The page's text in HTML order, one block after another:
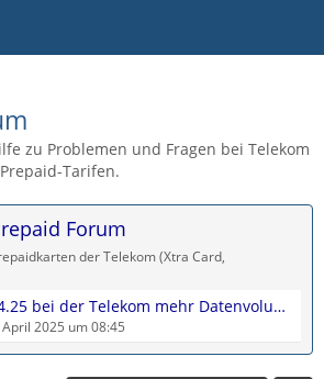
zu Problemen und Fragen bei Telekom
Tarifen.
Forum
der Telekom (Xtra Card,
bei der Telekom mehr Datenvolumen im Prepaid
2025 um 08:45